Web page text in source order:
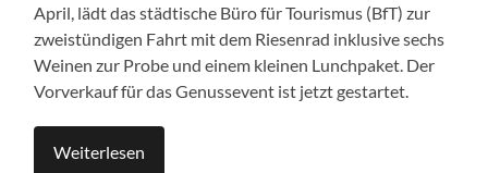
April, lädt das städtische Büro für Tourismus (BfT) zur
zweistündigen Fahrt mit dem Riesenrad inklusive sechs
Weinen zur Probe und einem kleinen Lunchpaket. Der
Vorverkauf für das Genussevent ist jetzt gestartet.
Weiterlesen